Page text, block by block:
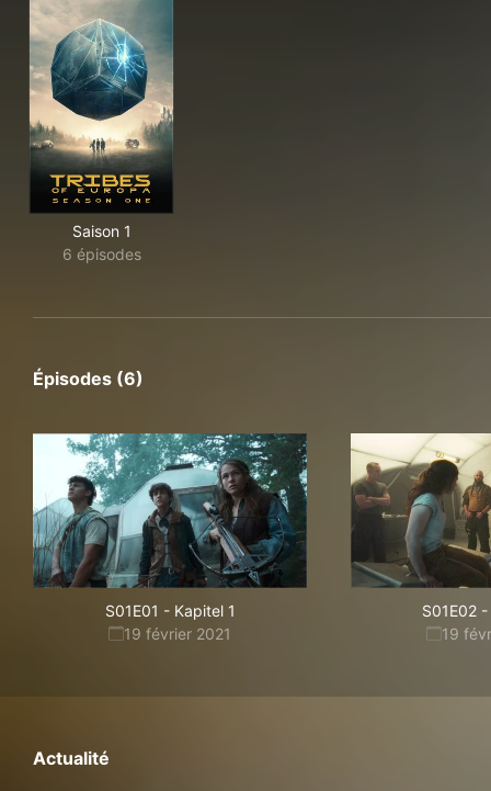
Saison 1
6 épisodes
Épisodes (6)
S01E01 - Kapitel 1
19 février 2021
S01E02-
19
Actualité